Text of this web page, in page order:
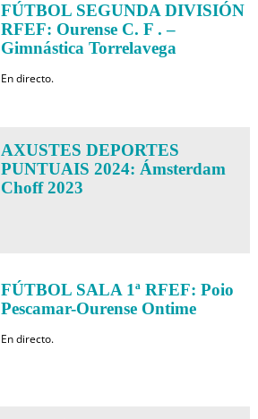
FÚTBOL SEGUNDA DIVISIÓN
RFEF: Ourense C. F . –
Gimnástica Torrelavega
En directo.
AXUSTES DEPORTES
PUNTUAIS 2024: Ámsterdam
Choff 2023
FÚTBOL SALA 1ª RFEF: Poio
Pescamar-Ourense Ontime
En directo.